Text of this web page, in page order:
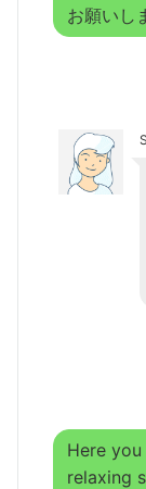
お願いし
Here
relaxing